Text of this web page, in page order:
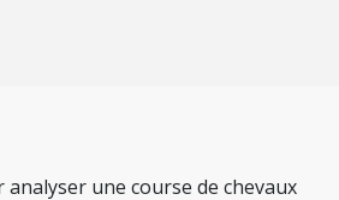
une course de chevaux